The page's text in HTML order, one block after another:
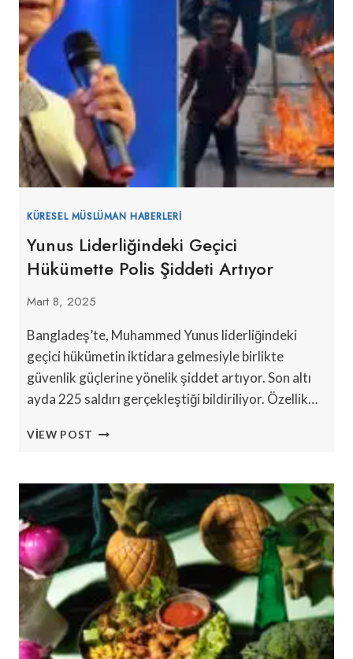
KÜRESEL MÜSLÜMAN HABERLERI
Yunus Liderliğindeki Geçici
Hükümette Polis Şiddeti Artıyor
Mart 8, 2025
Bangladeş’te, Muhammed Yunus liderliğindeki
geçici hükümetin iktidara gelmesiyle birlikte
güvenlik güçlerine yönelik şiddet artıyor. Son altı
ayda 225 saldırı gerçekleştiği bildiriliyor. Özellik…
VIEW POST YUNUS
POLIS
ŞIDDETI
ARTIYOR